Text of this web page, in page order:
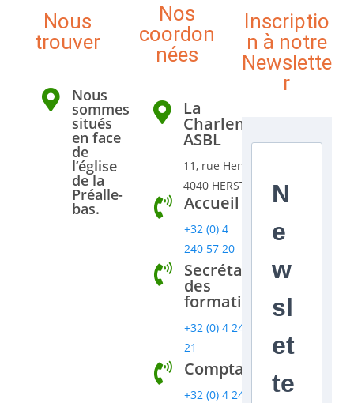
Nous
trouver
Nous
sommes
situés
en face
de
l’église
de la
Préalle-
bas.
Nos
coordon
nées
La
Charlemagn'rie
ASBL
11, rue Henri Nottet
4040 HERSTAL
Accueil
+32 (0) 4
240 57 20
Secrétariat
des
formations
+32 (0) 4 240 57
21
Comptabilité
+32 (0) 4 240 57 22
Inscriptio
n à notre
Newslette
r
N
e
w
sl
et
te